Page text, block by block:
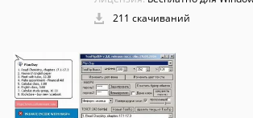
211 скачиваний